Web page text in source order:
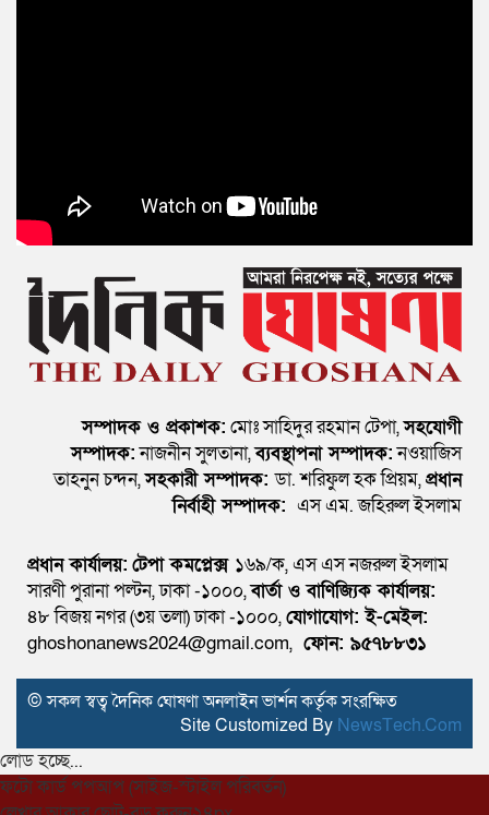
সম্পাদক ও প্রকাশক: মোঃ সাহিদুর রহমান টেপা,সহযোগী
সম্পাদক:নাজনীন সুলতানা,ব্যবস্থাপনা সম্পাদক:নওয়াজিস
তাহনুন চন্দন,সহকারী সম্পাদক: ডা. শরিফুল হক প্রিয়ম,প্রধান
নির্বাহী সম্পাদক: এস এম. জহিরুল ইসলাম
প্রধান কার্যালয়: টেপা কমপ্লেক্স ১৬৯/ক, এস এস নজরুল ইসলাম
সারণী পুরানা পল্টন, ঢাকা -১০০০,বার্তা ও বাণিজ্যিক কার্যালয়:
৪৮ বিজয় নগর (৩য় তলা) ঢাকা -১০০০,যোগাযোগ:ই-মেইল:
ghoshonanews2024@gmail.com, ফোন: ৯৫৭৮৮৩১
© সকল স্বত্ব দৈনিক ঘোষণা অনলাইন ভার্শন কর্তৃক সংরক্ষিত
Site Customized By NewsTech.Com
লোড হচ্ছে...
ফটো কার্ড পপআপ (সাইজ-স্টাইল পরিবর্তন)